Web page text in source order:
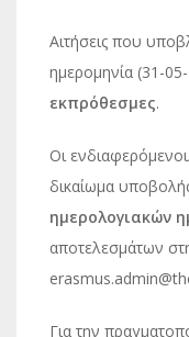
Αιτήσεις που
ημερομηνία (31-
εκπρόθεσμες.
Οι
δικαίωμα
ημερολογιακών
αποτελεσμάτων
Για την